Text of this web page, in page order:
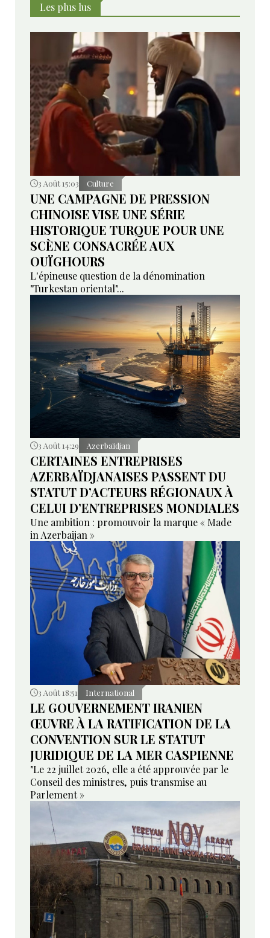
Les plus lus
3 Août 15:03 Culture
UNE CAMPAGNE DE PRESSION
CHINOISE VISE UNE SÉRIE
HISTORIQUE TURQUE POUR UNE
SCÈNE CONSACRÉE AUX
OUÏGHOURS
L'épineuse question de la dénomination
"Turkestan oriental"...
3 Août 14:29 Azerbaïdjan
CERTAINES ENTREPRISES
AZERBAÏDJANAISES PASSENT DU
STATUT D’ACTEURS RÉGIONAUX À
CELUI D’ENTREPRISES MONDIALES
Une ambition : promouvoir la marque « Made
in Azerbaijan »
3 Août 18:51 International
LE GOUVERNEMENT IRANIEN
ŒUVRE À LA RATIFICATION DE LA
CONVENTION SUR LE STATUT
JURIDIQUE DE LA MER CASPIENNE
"Le 22 juillet 2026, elle a été approuvée par le
Conseil des ministres, puis transmise au
Parlement »